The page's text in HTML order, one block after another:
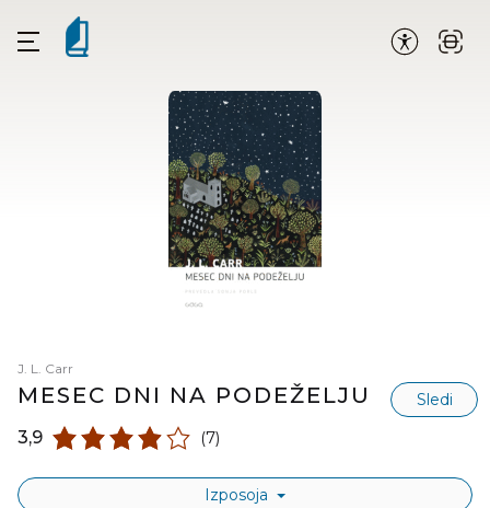
J. L. Carr
MESEC DNI NA PODEŽELJU Sledi
3,9 (7)
Izposoja